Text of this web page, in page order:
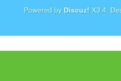
Powered by Discuz! X3.4.